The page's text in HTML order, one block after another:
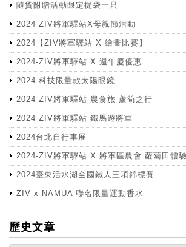
隨貨附贈活動限定提袋一只
2024 ZIV將軍驛站X母親節活動
2024【ZIV將軍驛站 X 繪畫比賽】
2024-ZIV將軍驛站 X 週年慶優惠
2024 科技限量款太陽眼鏡
2024 ZIV將軍驛站 農食旅 蘆筍之行
2024 ZIV將軍驛站 鐵馬遊將軍
2024台北自行車展
2024-ZIV將軍驛站 X 將軍區農會 蘿蔔田體
2024臺東活水湖全國鐵人三項錦標賽
ZIV x NAMUA 聯名限量運動香水
more
歷史文章